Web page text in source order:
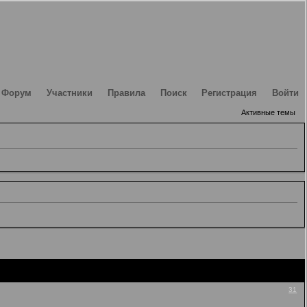
Форум Участники Правила Поиск Регистрация Войти
Активные темы
31